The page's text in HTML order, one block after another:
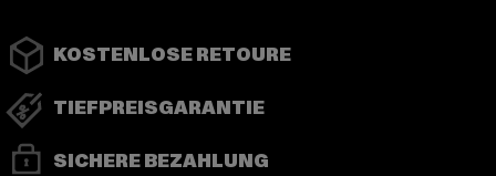
KOSTENLOSE RETOURE
TIEFPREISGARANTIE
SICHERE BEZAHLUNG